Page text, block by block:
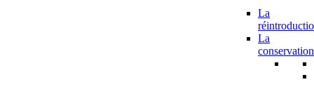
La
La
conservation